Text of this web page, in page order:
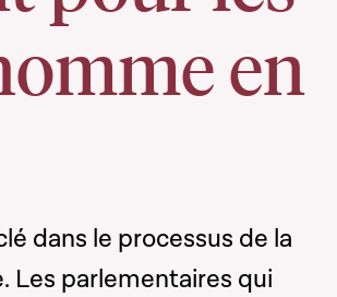
en
dans le processus de la
Les parlementaires qui